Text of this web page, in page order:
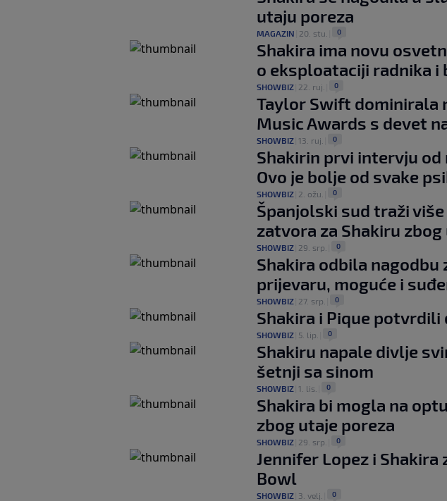
utaju poreza
MAGAZIN 20. stu. 0
Shakira ima novu
o eksploataciji radnika i
SHOWBIZ 22. ruj. 0
Taylor Swift dominirala
Music Awards s devet
SHOWBIZ 13. ruj. 0
Shakirin prvi intervju od
Ovo je bolje od svake
SHOWBIZ 2. ožu. 0
Španjolski sud traži
zatvora za Shakiru
SHOWBIZ 29. srp. 0
Shakira odbila nagodbu
prijevaru, moguće i
SHOWBIZ 27. srp. 0
Shakira i Pique potvrdili
SHOWBIZ 5. lip. 0
Shakiru napale divlje
šetnji sa sinom
SHOWBIZ 1. lis. 0
Shakira bi mogla na
zbog utaje poreza
SHOWBIZ 29. srp. 0
Jennifer Lopez i Shakira
Bowl
SHOWBIZ 3. velj. 0